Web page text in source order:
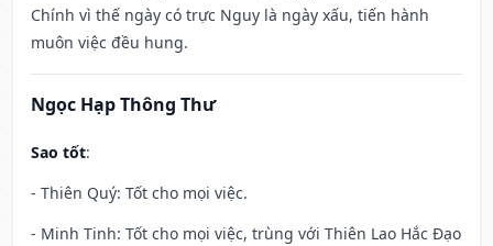
Chính vì thế ngày có trực Nguy là ngày xấu, tiến hành
muôn việc đều hung.
Ngọc Hạp Thông Thư
Sao tốt:
- Thiên Quý: Tốt cho mọi việc.
- Minh Tinh: Tốt cho mọi việc, trùng với Thiên Lao Hắc Đạo